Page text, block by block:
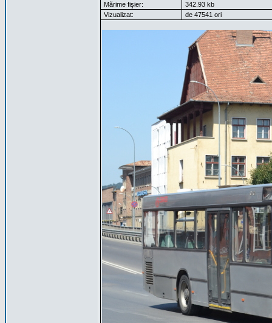
Mărime fişier:
342.93 kb
Vizualizat:
de 47541 ori